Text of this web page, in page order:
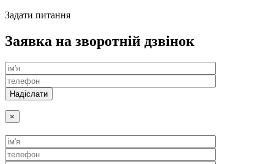
Задати питання
Заявка на зворотній дзвінок
×